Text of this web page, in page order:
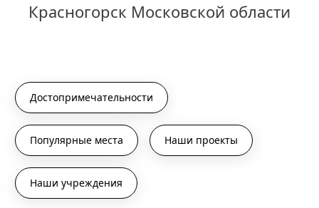
Красногорск Московской области
Достопримечательности
Популярные места Наши проекты
Наши учреждения